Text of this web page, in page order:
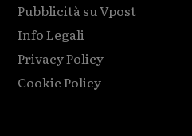
Pubblicità su Vpost
Info Legali
Privacy Policy
Cookie Policy